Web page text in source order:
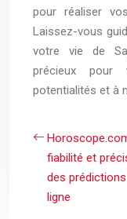
pour réaliser
Laissez-vous
votre vie de
précieux pour
potentialités et à
fiabilité et
des
ligne